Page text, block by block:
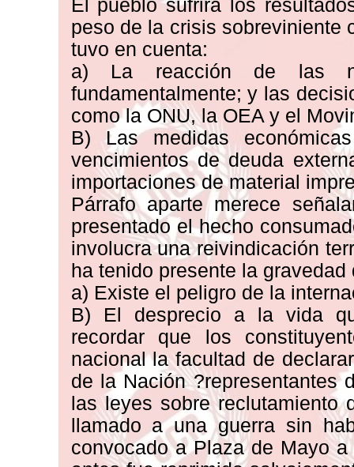
El pueblo sufrirá los
peso de la crisis sobreviniente
tuvo en cuenta:
a) La reacción de las
fundamentalmente; y las
como la ONU, la OEA y el
B) Las medidas
vencimientos de deuda
importaciones de material
Párrafo aparte merece
presentado el hecho
involucra una reivindicación
ha tenido presente la
a) Existe el peligro de la
B) El desprecio a la vida
recordar que los
nacional la facultad de
de la Nación ?representantes
las leyes sobre
llamado a una guerra sin
convocado a Plaza de Mayo